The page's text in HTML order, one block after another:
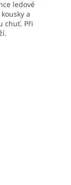
ledové
a
chuť. Při